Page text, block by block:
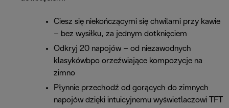
Ciesz się niekończącymi się chwilami przy kawie
– bez wysiłku, za jednym dotknięciem
Odkryj 20 napojów – od niezawodnych
klasykówbpo orzeźwiające kompozycje na
zimno
Płynnie przechodź od gorących do zimnych
napojów dzięki intuicyjnemu wyświetlaczowi TFT